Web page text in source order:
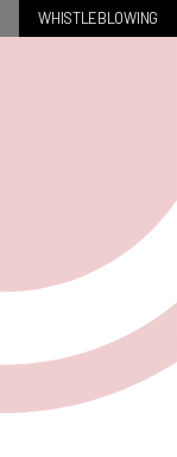
WHISTLEBLOWING